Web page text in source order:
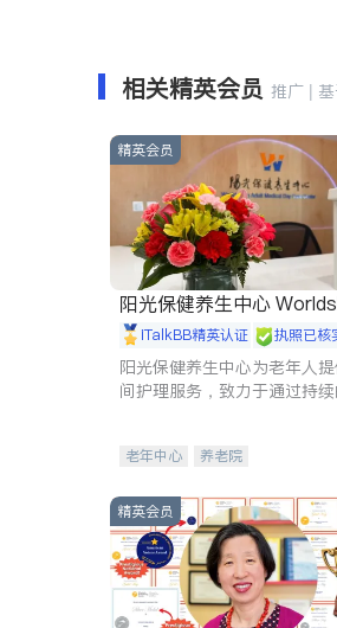
相关精英会员 推广 |
精英会员
阳光保健养生中心
iTalkBB精英认证 执照已核
阳光保健养生中心为老年人
间护理服务，致力于通过持
老年中心 养老院
精英会员